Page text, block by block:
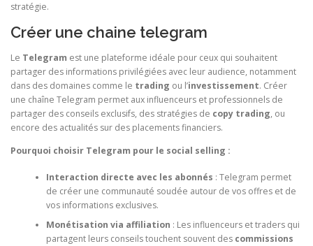
stratégie.
Créer une chaine telegram
Le Telegram est une plateforme idéale pour ceux qui souhaitent
partager des informations privilégiées avec leur audience, notamment
dans des domaines comme le trading ou l’investissement. Créer
une chaîne Telegram permet aux influenceurs et professionnels de
partager des conseils exclusifs, des stratégies de copy trading, ou
encore des actualités sur des placements financiers.
Pourquoi choisir Telegram pour le social selling :
Interaction directe avec les abonnés : Telegram permet
de créer une communauté soudée autour de vos offres et de
vos informations exclusives.
Monétisation via affiliation : Les influenceurs et traders qui
partagent leurs conseils touchent souvent des commissions